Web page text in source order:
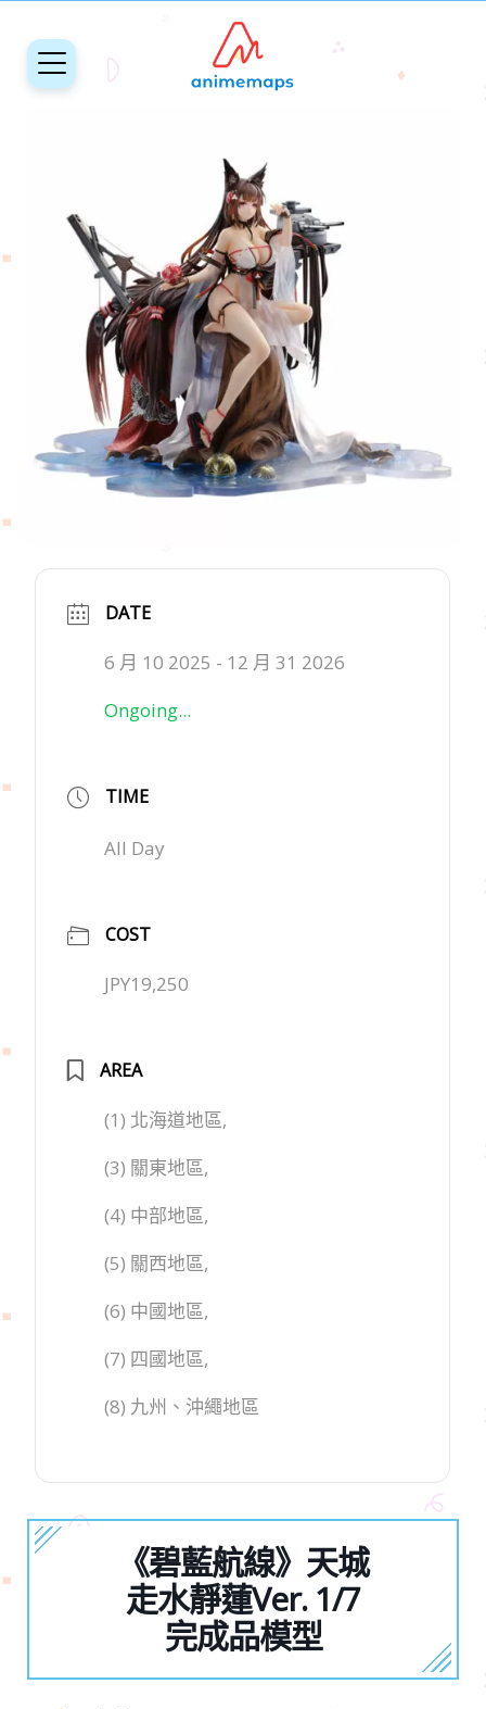
DATE
6 月 10 2025 - 12 月 31 2026
Ongoing...
TIME
All Day
COST
JPY19,250
AREA
(1) 北海道地區,
(3) 關東地區,
(4) 中部地區,
(5) 關西地區,
(6) 中國地區,
(7) 四國地區,
(8) 九州、沖繩地區
《碧藍航線》天城
走水靜蓮Ver. 1/7
完成品模型